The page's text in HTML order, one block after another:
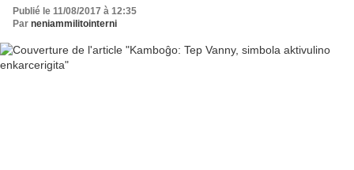
Publié le 11/08/2017 à 12:35
Par neniammilitointerni